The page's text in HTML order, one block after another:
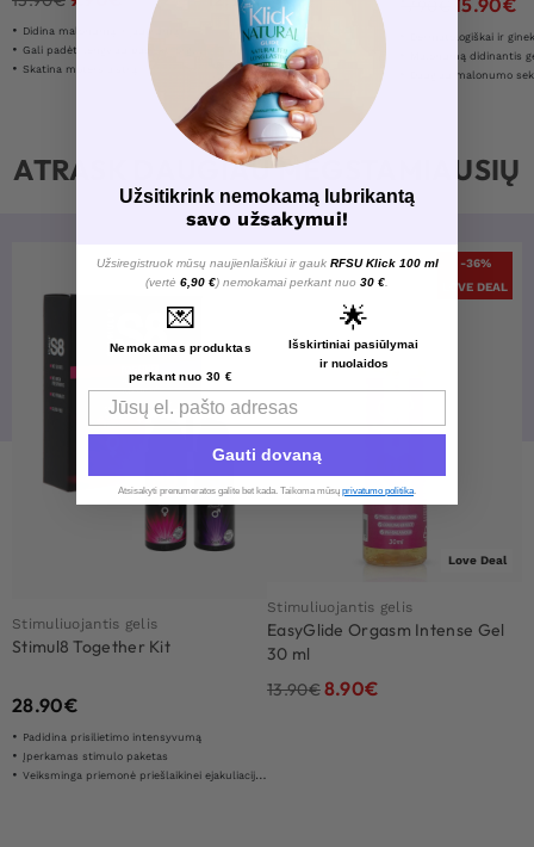
Didina malonumą ir jautrumą
Gali padėti lengviau pasiekti orgazmą
Skatina moters aistrą
Dermatologiškai ir
Malonumą didinantis gelis
Daugiau malonumo
ATRASK DAUGIAU MĖGSTAMIAUSIŲ
Stimuliuojantis gelis
Stimul8 Together Kit
28.90€
Padidina prisilietimo intensyvumą
Įperkamas stimulo paketas
Veiksminga priemonė priešlaikinei ejakuliacijai valdyti
-36%
LOVE DEAL
Love Deal
Stimuliuojantis gelis
EasyGlide Orgasm Intense Gel
30 ml
13.90€8.90€
Užsitikrink nemokamą lubrikantą
savo užsakymui!
Užsiregistruok mūsų naujienlaiškiui ir gauk RFSU Klick 100 ml
(vertė 6,90 €) nemokamai perkant nuo 30 €
💌
Nemokamas produktas
perkant nuo 30 €
🌟
Išskirtiniai pasiūlymai
ir nuolaidos
Email
Gauti dovaną
Atsisakyti prenumeratos galite bet kada. Taikoma mūsų privatumo politika